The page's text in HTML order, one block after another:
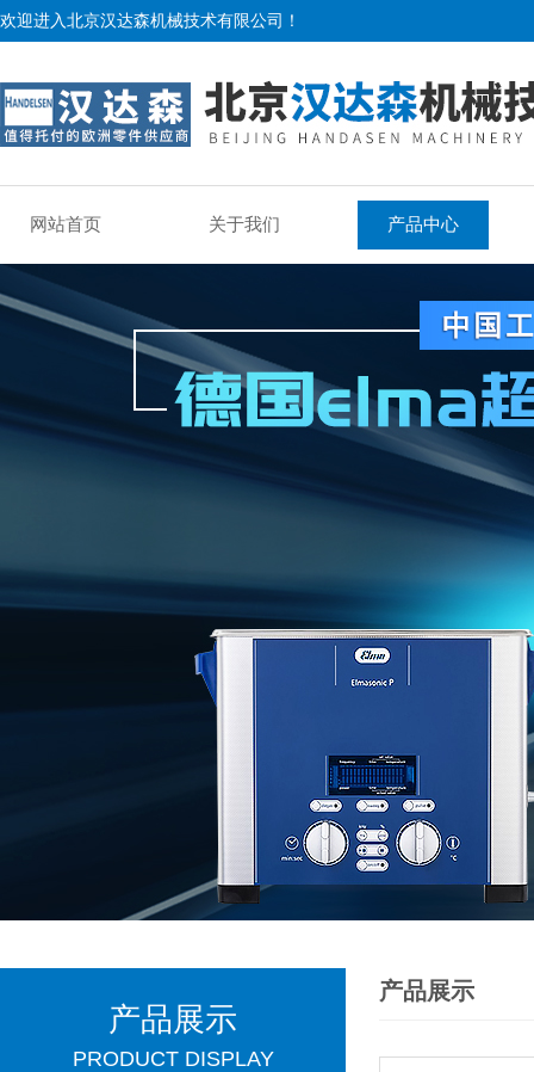
欢迎进入北京汉达森机械技术有限公司！
网站首页 关于我们 产品中心
产品展示
PRODUCT DISPLAY
产品展示